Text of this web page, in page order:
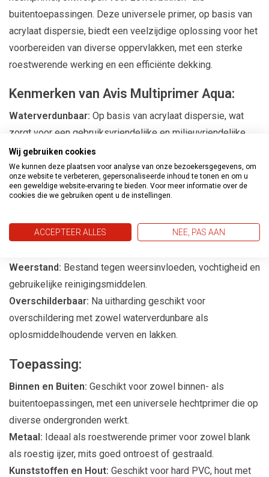
buitentoepassingen. Deze universele primer, op basis van
acrylaat dispersie, biedt een veelzijdige oplossing voor het
voorbereiden van diverse oppervlakken, met een sterke
roestwerende werking en een efficiënte dekking.
Kenmerken van Avis Multiprimer Aqua:
Waterverdunbaar: Op basis van acrylaat dispersie, wat
zorgt voor een gebruiksvriendelijke en milieuvriendelijke
toepassing.
Snelle Droging:Droogt snel, waardoor je efficiënt kunt
doorwerken met het volgende verf- of lakproject.
Goede Dekking:Biedt uitstekende dekking en hecht op
Roestwerend:Beschermt metalen oppervlakken tegen
Weerstand: Bestand tegen weersinvloeden, vochtigheid en
gebruikelijke reinigingsmiddelen.
Overschilderbaar: Na uitharding geschikt voor
overschildering met zowel waterverdunbare als
oplosmiddelhoudende verven en lakken.
Toepassing:
Binnen en Buiten: Geschikt voor zowel binnen- als
buitentoepassingen, met een universele hechtprimer die op
diverse ondergronden werkt.
Metaal: Ideaal als roestwerende primer voor zowel blank
als roestig ijzer, mits goed ontroest of gestraald.
Kunststoffen en Hout: Geschikt voor hard PVC, hout met
Wij gebruiken cookies
We kunnen deze plaatsen voor analyse van onze bezoekersgegevens, om
onze website te verbeteren, gepersonaliseerde inhoud te tonen en om u
een geweldige website-ervaring te bieden. Voor meer informatie over de
cookies die we gebruiken opent u de instellingen.
ACCEPTEER ALLES NEE, PAS AAN